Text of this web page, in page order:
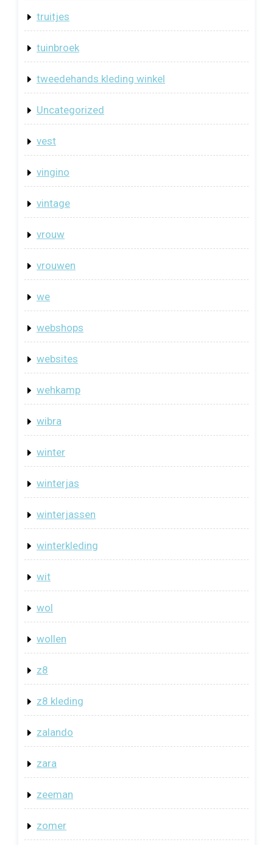
truitjes
tuinbroek
tweedehands kleding winkel
Uncategorized
vest
vingino
vintage
vrouw
vrouwen
we
webshops
websites
wehkamp
wibra
winter
winterjas
winterjassen
winterkleding
wit
wol
wollen
z8
z8 kleding
zalando
zara
zeeman
zomer